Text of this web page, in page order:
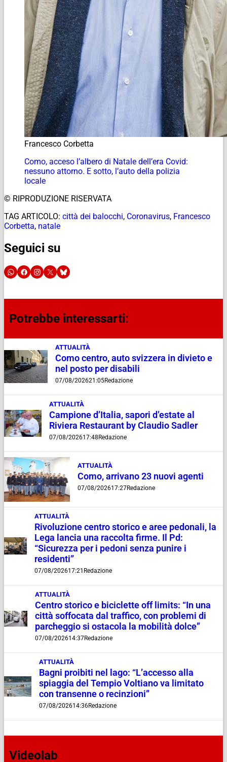
Francesco Corbetta
Como, acceso l’albero di Natale dell’era Covid:
nessuno attorno. E sotto, l’auto della polizia
locale
© RIPRODUZIONE RISERVATA
TAG ARTICOLO: città dei balocchi, Coronavirus, Francesco
Corbetta, natale
Seguici su
Potrebbe interessarti:
ATTUALITÀ
Como centro, auto svizzera in divieto e
nel posto per disabili
07/08/202621:05Redazione
ATTUALITÀ
Campione d’Italia, sapori d’estate al
Riviera Restaurant by Claudio Sadler
07/08/202617:48 Redazione
ATTUALITÀ
Como, arrivano 23 nuovi agenti
07/08/202617:27Redazione
ATTUALITÀ
Rivoluzione centro storico e aree pedonali, la
Lega lancia una raccolta firme. Il Pd:
“Sicurezza per i pedoni senza punire i
residenti”
07/08/202617:21 Redazione
ATTUALITÀ
Centro storico e biciclette off limits: “In una
città soffocata dal traffico, con problemi di
parcheggio si ostacola la mobilità dolce”
07/08/202614:37Redazione
ATTUALITÀ
Bagni proibiti nel lago: “L’accesso alla
spiaggia del Tempio Voltiano va limitato
con transenne o recinzioni”
07/08/202614:36Redazione
Videolab